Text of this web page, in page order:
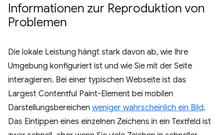
Informationen zur Reproduktion von
Problemen
Die lokale Leistung hängt stark davon ab, wie Ihre
Umgebung konfiguriert ist und wie Sie mit der Seite
interagieren. Bei einer typischen Webseite ist das
Largest Contentful Paint-Element bei mobilen
Darstellungsbereichen weniger wahrscheinlich ein Bild.
Das Eintippen eines einzelnen Zeichens in ein Textfeld ist